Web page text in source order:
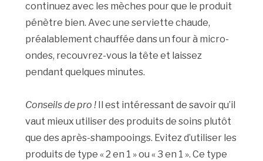
continuez avec les mèches pour que le produit
pénètre bien. Avec une serviette chaude,
préalablement chauffée dans un four à micro-
ondes, recouvrez-vous la tête et laissez
pendant quelques minutes.
Conseils de pro ! Il est intéressant de savoir qu’il
vaut mieux utiliser des produits de soins plutôt
que des après-shampooings. Evitez d’utiliser les
produits de type « 2 en 1 » ou « 3 en 1 ». Ce type